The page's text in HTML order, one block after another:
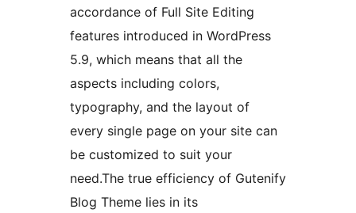
accordance of Full Site Editing
features introduced in WordPress
5.9, which means that all the
aspects including colors,
typography, and the layout of
every single page on your site can
be customized to suit your
need.The true efficiency of Gutenify
Blog Theme lies in its